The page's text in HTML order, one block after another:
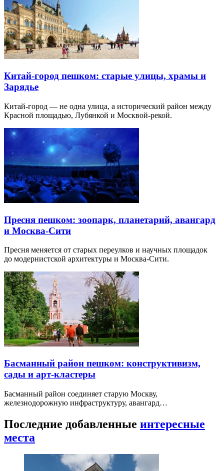
Китай-город пешком: старые улицы, храмы и
Зарядье
Китай-город — не одна улица, а исторический район между
Красной площадью, Лубянкой и Москвой-рекой.
Пресня пешком: зоопарк, планетарий, авангард
и Москва-Сити
Пресня меняется от старых переулков и научных площадок
до модернистской архитектуры и Москва-Сити.
Басманный район пешком: конструктивизм,
сады и арт-кластеры
Басманный район соединяет старую Москву,
железнодорожную инфраструктуру, авангард…
Последние добавленные интересные
места